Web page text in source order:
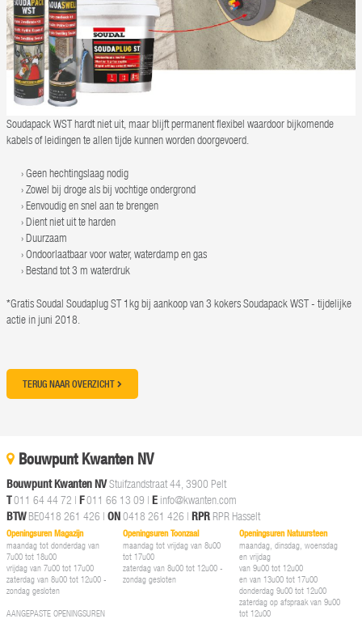
Soudapack WST hardt niet uit, maar blijft permanent flexibel waardoor bijkomende
kabels of leidingen te allen tijde kunnen worden doorgevoerd.
Geen hechtingslaag nodig
Zowel bij droge als bij vochtige ondergrond
Eenvoudig en snel aan te brengen
Dient niet uit te harden
Duurzaam
Ondoorlaatbaar voor water, waterdamp en gas
Bestand tot 3 m waterdruk
*Gratis Soudal Soudaplug ST 1kg bij aankoop van 3 kokers Soudapack WST - tijdelijke
actie in juni 2018.
TERUG NAAR OVERZICHT
Bouwpunt Kwanten NV
Bouwpunt Kwanten NVStuifzandstraat 44, 3900 Pelt
T011 64 44 72 | F011 66 13 09 | E info@kwanten.com
BTWBE0418 261 426 | ON0418 261 426 | RPR RPR Hasselt
Openingsuren Magazijn
maandag tot donderdag van
7u00 tot 18u00
vrijdag van 7u00 tot 17u00
zaterdag van 8u00 tot 12u00 -
zondag gesloten
AANGEPASTE OPENINGSUREN
Openingsuren Toonzaal
maandag tot vrijdag van 8u00
tot 17u00
zaterdag van 8u00 tot 12u00 -
zondag gesloten
Openingsuren Natuursteen
maandag, dinsdag, woensdag
en vrijdag
van 9u00 tot 12u00
en van 13u00 tot 17u00
donderdag 9u00 tot 12u00
zaterdag op afspraak van 9u00
tot 12u00